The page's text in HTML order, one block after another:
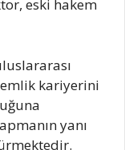
eski hakem
kariyerini
yanı